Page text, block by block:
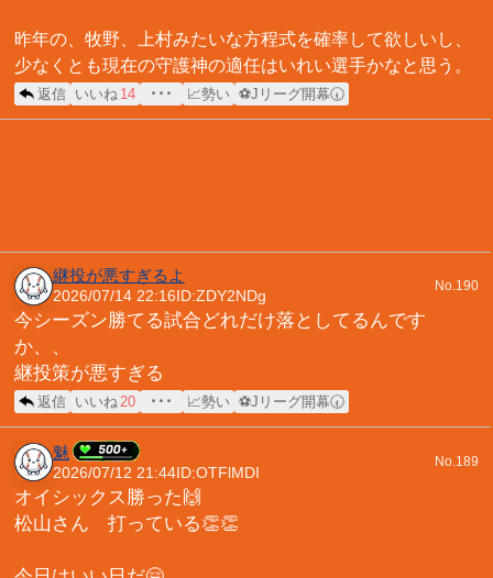
昨年の、牧野、上村みたいな方程式を確率して欲しいし、
少なくとも現在の守護神の適任はいれい選手かなと思う。
返信 いいね 14 ･･･ 📈勢い ⚽Jリーグ開幕🕢
継投が悪すぎるよ
2026/07/14 22:16 ID:ZDY2NDg
No.190
今シーズン勝てる試合どれだけ落としてるんです
か、、
継投策が悪すぎる
返信 いいね 20 ･･･ 📈勢い ⚽Jリーグ開幕🕢
魅
2026/07/12 21:44 ID:OTFlMDI
No.189
オイシックス勝った🙌
松山さん 打っている👏👏